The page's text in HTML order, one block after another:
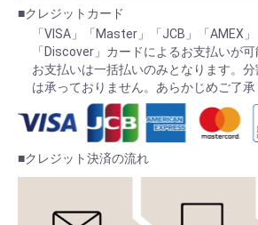
■クレジットカード
「VISA」「Master」「JCB」「AMEX」
「Discover」カードによるお支払いが可
お支払いは一括払いのみとなります。
は承っておりません。あらかじめご了承
■クレジット決済の流れ